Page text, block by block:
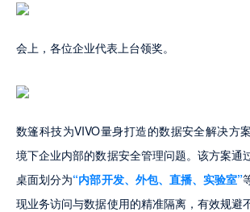
会上，各位企业代表上台领奖。
数篷科技为VIVO量身打造的数据安全解决方
境下企业内部的数据安全管理问题。该方案通
桌面划分为“内部开发、外包、直播、实验室”
现业务访问与数据使用的精准隔离，有效规避